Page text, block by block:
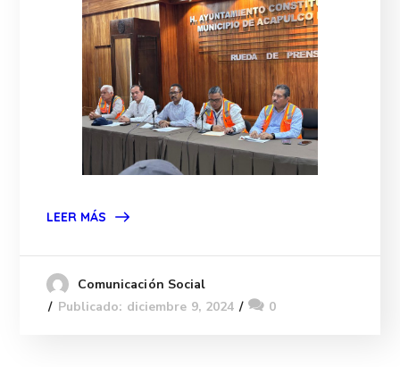
LEER MÁS
Comunicación Social
Publicado: diciembre 9, 2024
0